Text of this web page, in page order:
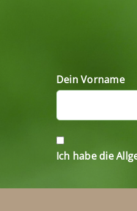
Dein Vorname
Ich habe die